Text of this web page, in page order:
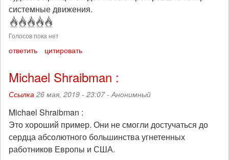
системные движения.
Голосов пока нет
ответить цитировать
Michael Shraibman :
Ссылка 26 мая, 2019 - 23:07 -Анонимный
Michael Shraibman :
Это хороший пример. Они не смогли достучаться до
сердца абсолютного большинства угнетенных
работников Европы и США.